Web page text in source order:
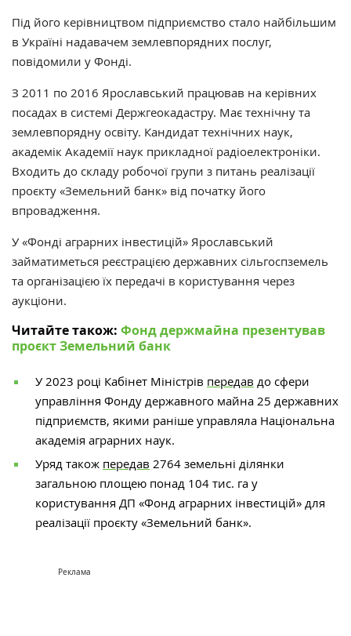
Під його керівництвом підприємство стало найбільшим
в Україні надавачем землевпорядних послуг,
повідомили у Фонді.
З 2011 по 2016 Ярославський працював на керівних
посадах в системі Держгеокадастру. Має технічну та
землевпорядну освіту. Кандидат технічних наук,
академік Академії наук прикладної радіоелектроніки.
Входить до складу робочої групи з питань реалізації
проєкту «Земельний банк» від початку його
впровадження.
У «Фонді аграрних інвестицій» Ярославський
займатиметься реєстрацією державних сільгоспземель
та організацією їх передачі в користування через
аукціони.
Читайте також: Фонд держмайна презентував
проєкт Земельний банк
У 2023 році Кабінет Міністрів передав до сфери
управління Фонду державного майна 25 державних
підприємств, якими раніше управляла Національна
академія аграрних наук.
Уряд також передав 2764 земельні ділянки
загальною площею понад 104 тис. га у
користування ДП «Фонд аграрних інвестицій» для
реалізації проєкту «Земельний банк».
Реклама